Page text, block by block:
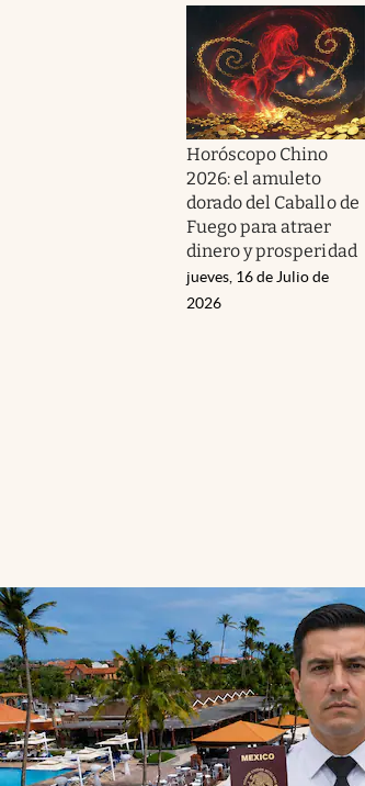
Horóscopo Chino
2026: el amuleto
dorado del Caballo de
Fuego para atraer
dinero y prosperidad
jueves, 16 de Julio de
2026